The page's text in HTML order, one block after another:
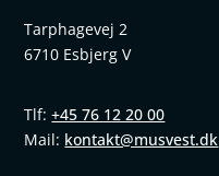
Tarphagevej 2
6710 Esbjerg V
Tlf:+45 76 12 20 00
Mail: kontakt@musvest.dk